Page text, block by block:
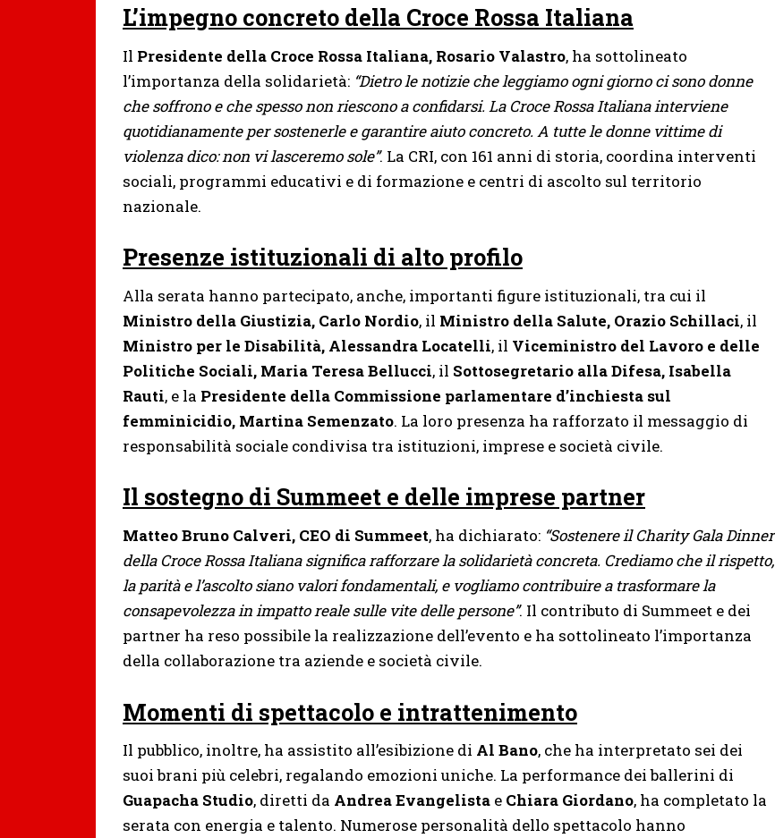
L’impegno concreto della Croce Rossa Italiana
Il Presidente della Croce Rossa Italiana, Rosario Valastro, ha sottolineato
l’importanza della solidarietà: “Dietro le notizie che leggiamo ogni giorno ci sono donne
che soffrono e che spesso non riescono a confidarsi. La Croce Rossa Italiana interviene
quotidianamente per sostenerle e garantire aiuto concreto. A tutte le donne vittime di
violenza dico: non vi lasceremo sole”. La CRI, con 161 anni di storia, coordina interventi
sociali, programmi educativi e di formazione e centri di ascolto sul territorio
nazionale.
Presenze istituzionali di alto profilo
Alla serata hanno partecipato, anche, importanti figure istituzionali, tra cui il
Ministro della Giustizia, Carlo Nordio, il Ministro della Salute, Orazio Schillaci, il
Ministro per le Disabilità, Alessandra Locatelli, il Viceministro del Lavoro e delle
Politiche Sociali, Maria Teresa Bellucci, il Sottosegretario alla Difesa, Isabella
Rauti, e la Presidente della Commissione parlamentare d’inchiesta sul
femminicidio, Martina Semenzato. La loro presenza ha rafforzato il messaggio di
responsabilità sociale condivisa tra istituzioni, imprese e società civile.
Il sostegno di Summeet e delle imprese partner
Matteo Bruno Calveri, CEO di Summeet, ha dichiarato: “Sostenere il Charity Gala Dinner
della Croce Rossa Italiana significa rafforzare la solidarietà concreta. Crediamo che il rispetto,
la parità e l’ascolto siano valori fondamentali, e vogliamo contribuire a trasformare la
consapevolezza in impatto reale sulle vite delle persone”. Il contributo di Summeet e dei
partner ha reso possibile la realizzazione dell’evento e ha sottolineato l’importanza
della collaborazione tra aziende e società civile.
Momenti di spettacolo e intrattenimento
Il pubblico, inoltre, ha assistito all’esibizione di Al Bano, che ha interpretato sei dei
suoi brani più celebri, regalando emozioni uniche. La performance dei ballerini di
Guapacha Studio, diretti da Andrea Evangelista e Chiara Giordano, ha completato la
serata con energia e talento. Numerose personalità dello spettacolo hanno